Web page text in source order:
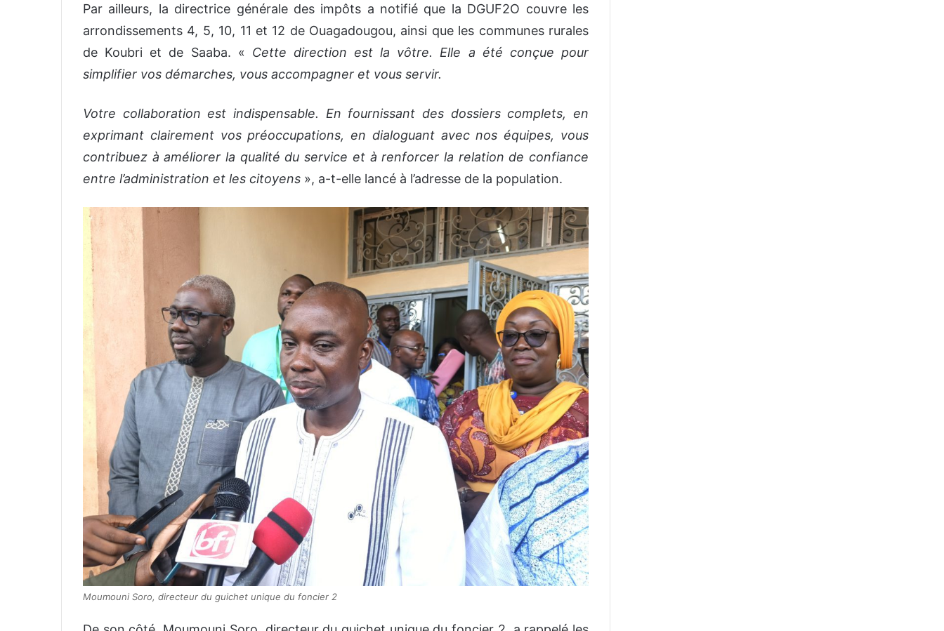
Par ailleurs, la directrice générale des impôts a notifié que la DGUF2O couvre les
arrondissements 4, 5, 10, 11 et 12 de Ouagadougou, ainsi que les communes rurales
de Koubri et de Saaba. « Cette direction est la vôtre. Elle a été conçue pour
simplifier vos démarches, vous accompagner et vous servir.
Votre collaboration est indispensable. En fournissant des dossiers complets, en
exprimant clairement vos préoccupations, en dialoguant avec nos équipes, vous
contribuez à améliorer la qualité du service et à renforcer la relation de confiance
entre l’administration et les citoyens », a-t-elle lancé à l’adresse de la population.
Moumouni Soro, directeur du guichet unique du foncier 2